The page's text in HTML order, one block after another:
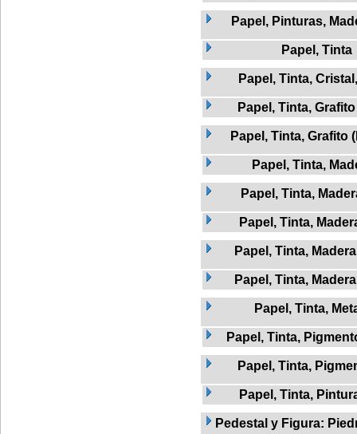
Papel, Pinturas,
Papel, Tinta
Papel, Tinta,
Papel, Tinta,
Papel, Tinta, Grafito
Papel, Tinta,
Papel, Tinta,
Papel, Tinta,
Papel, Tinta,
Papel, Tinta,
Papel, Tinta,
Papel, Tinta,
Papel, Tinta,
Papel, Tinta,
Pedestal y Figura: